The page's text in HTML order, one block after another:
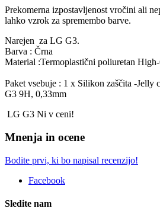
Prekomerna izpostavljenost vročini ali
lahko vzrok za spremembo barve.
Narejen za LG G3.
Barva : Črna
Material :Termoplastični poliuretan
Paket vsebuje : 1 x Silikon zaščita -Jelly
G3 9H, 0,33mm
LG G3 Ni v ceni!
Mnenja in ocene
Bodite prvi, ki bo napisal recenzijo!
Facebook
Sledite nam